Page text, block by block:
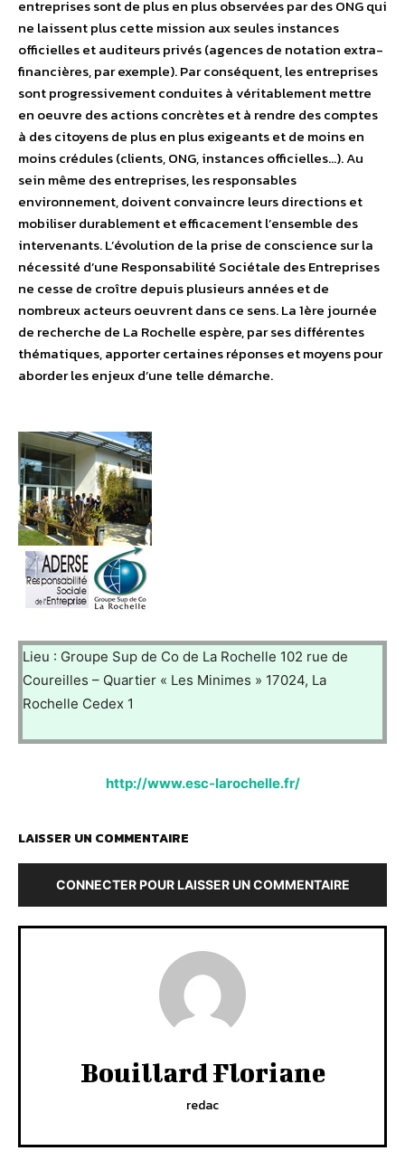
entreprises sont de plus en plus observées par des ONG qui
ne laissent plus cette mission aux seules instances
officielles et auditeurs privés (agences de notation extra-
financières, par exemple). Par conséquent, les entreprises
sont progressivement conduites à véritablement mettre
en oeuvre des actions concrètes et à rendre des comptes
à des citoyens de plus en plus exigeants et de moins en
moins crédules (clients, ONG, instances officielles…). Au
sein même des entreprises, les responsables
environnement, doivent convaincre leurs directions et
mobiliser durablement et efficacement l’ensemble des
intervenants. L’évolution de la prise de conscience sur la
nécessité d’une Responsabilité Sociétale des Entreprises
ne cesse de croître depuis plusieurs années et de
nombreux acteurs oeuvrent dans ce sens. La 1ère journée
de recherche de La Rochelle espère, par ses différentes
thématiques, apporter certaines réponses et moyens pour
aborder les enjeux d’une telle démarche.
Lieu : Groupe Sup de Co de La Rochelle 102 rue de
Coureilles – Quartier « Les Minimes » 17024, La
Rochelle Cedex 1
http://www.esc-larochelle.fr/
LAISSER UN COMMENTAIRE
CONNECTER POUR LAISSER UN COMMENTAIRE
Bouillard Floriane
redac